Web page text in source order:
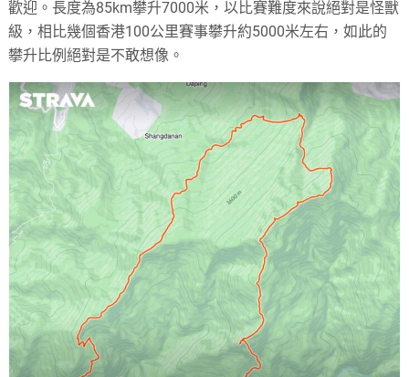
歡迎。長度為85km攀升7000米，以比賽難度來說絕對是怪獸
級，相比幾個香港100公里賽事攀升約5000米左右，如此的
攀升比例絕對是不敢想像。